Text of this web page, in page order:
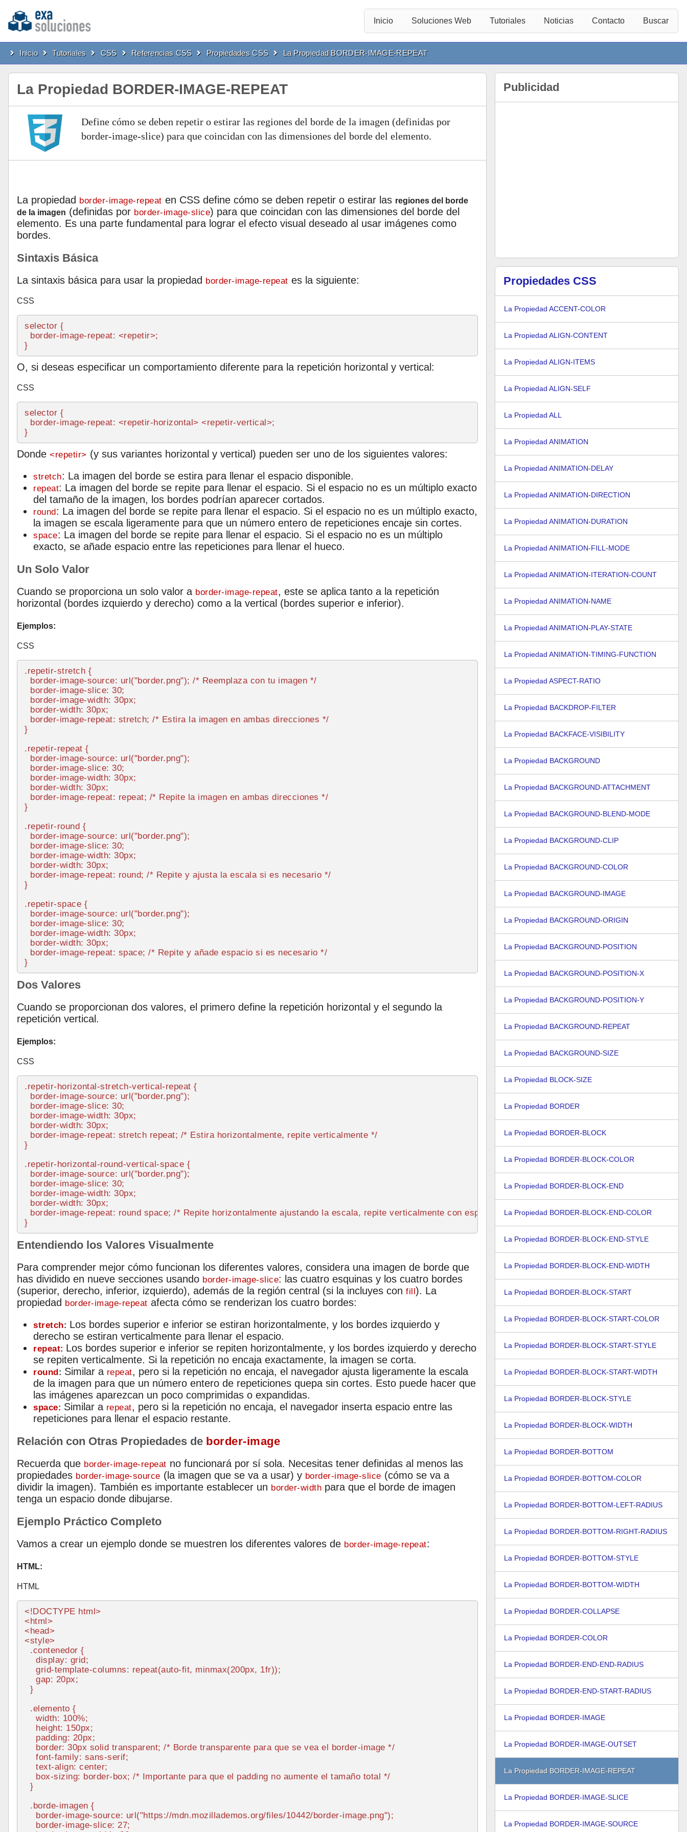
Inicio Soluciones Web Tutoriales Noticias Contacto Buscar
Inicio Tutoriales CSS Referencias CSS Propiedades CSS La Propiedad BORDER-IMAGE-REPEAT
La Propiedad BORDER-IMAGE-REPEAT
Define cómo se deben repetir o estirar las regiones del borde de la imagen (definidas por
border-image-slice) para que coincidan con las dimensiones del borde del elemento.
La propiedad border-image-repeat en CSS define cómo se deben repetir o estirar las regiones del borde
de la imagen (definidas por border-image-slice) para que coincidan con las dimensiones del borde del
elemento. Es una parte fundamental para lograr el efecto visual deseado al usar imágenes como
bordes.
Sintaxis Básica
La sintaxis básica para usar la propiedad border-image-repeat es la siguiente:
CSS
selector {
border-image-repeat: <repetir>;
O, si deseas especificar un comportamiento diferente para la repetición horizontal y vertical:
CSS
selector {
border-image-repeat: <repetir-horizontal> <repetir-vertical>;
Donde <repetir> (y sus variantes horizontal y vertical) pueden ser uno de los siguientes valores:
stretch: La imagen del borde se estira para llenar el espacio disponible.
repeat: La imagen del borde se repite para llenar el espacio. Si el espacio no es un múltiplo exacto
del tamaño de la imagen, los bordes podrían aparecer cortados.
round: La imagen del borde se repite para llenar el espacio. Si el espacio no es un múltiplo exacto,
la imagen se escala ligeramente para que un número entero de repeticiones encaje sin cortes.
space: La imagen del borde se repite para llenar el espacio. Si el espacio no es un múltiplo
exacto, se añade espacio entre las repeticiones para llenar el hueco.
Un Solo Valor
Cuando se proporciona un solo valor a border-image-repeat, este se aplica tanto a la repetición
horizontal (bordes izquierdo y derecho) como a la vertical (bordes superior e inferior).
Ejemplos:
CSS
.repetir-stretch {
border-image-source: url("border.png"); /* Reemplaza con tu imagen */
border-image-slice: 30;
border-image-width: 30px;
border-width: 30px;
border-image-repeat: stretch; /* Estira la imagen en ambas direcciones */
}
.repetir-repeat {
border-image-source: url("border.png");
border-image-slice: 30;
border-image-width: 30px;
border-width: 30px;
border-image-repeat: repeat; /* Repite la imagen en ambas direcciones */
}
.repetir-round {
border-image-source: url("border.png");
border-image-slice: 30;
border-image-width: 30px;
border-width: 30px;
border-image-repeat: round; /* Repite y ajusta la escala si es necesario */
}
.repetir-space {
border-image-source: url("border.png");
border-image-slice: 30;
border-image-width: 30px;
border-width: 30px;
border-image-repeat: space; /* Repite y añade espacio si es necesario */
Dos Valores
Cuando se proporcionan dos valores, el primero define la repetición horizontal y el segundo la
repetición vertical.
Ejemplos:
CSS
.repetir-horizontal-stretch-vertical-repeat {
border-image-source: url("border.png");
border-image-slice: 30;
border-image-width: 30px;
border-width: 30px;
border-image-repeat: stretch repeat; /* Estira horizontalmente, repite verticalmente */
}
.repetir-horizontal-round-vertical-space {
border-image-source: url("border.png");
border-image-slice: 30;
border-image-width: 30px;
border-width: 30px;
border-image-repeat: round space; /* Repite horizontalmente ajustando la escala, repite verticalmente con espacio */
Entendiendo los Valores Visualmente
Para comprender mejor cómo funcionan los diferentes valores, considera una imagen de borde que
has dividido en nueve secciones usando border-image-slice: las cuatro esquinas y los cuatro bordes
(superior, derecho, inferior, izquierdo), además de la región central (si la incluyes con fill). La
propiedad border-image-repeat afecta cómo se renderizan los cuatro bordes:
stretch: Los bordes superior e inferior se estiran horizontalmente, y los bordes izquierdo y
derecho se estiran verticalmente para llenar el espacio.
repeat: Los bordes superior e inferior se repiten horizontalmente, y los bordes izquierdo y derecho
se repiten verticalmente. Si la repetición no encaja exactamente, la imagen se corta.
round: Similar a repeat, pero si la repetición no encaja, el navegador ajusta ligeramente la escala
de la imagen para que un número entero de repeticiones quepa sin cortes. Esto puede hacer que
las imágenes aparezcan un poco comprimidas o expandidas.
space: Similar a repeat, pero si la repetición no encaja, el navegador inserta espacio entre las
repeticiones para llenar el espacio restante.
Relación con Otras Propiedades de border-image
Recuerda que border-image-repeat no funcionará por sí sola. Necesitas tener definidas al menos las
propiedades border-image-source (la imagen que se va a usar) y border-image-slice (cómo se va a
dividir la imagen). También es importante establecer un border-width para que el borde de imagen
tenga un espacio donde dibujarse.
Ejemplo Práctico Completo
Vamos a crear un ejemplo donde se muestren los diferentes valores de border-image-repeat:
HTML:
HTML
<!DOCTYPE html>
<html>
<head>
<style>
.contenedor {
display: grid;
    grid-template-
columns: repeat(auto-fit, minmax(200px, 1fr));
    gap:
20px;
  }
.elemento {
width: 100%;
height: 150px;
padding: 20px;
border: 30px solid transparent; /* Borde transparente para que se vea el border-image */
font-family: sans-serif;
text-align: center;
box-sizing: border-box; /* Importante para que el padding no aumente el tamaño total */
  }
.borde-imagen {
border-image-source: url("https://mdn.mozillademos.org/files/10442/border-image.png");
border-image-slice: 27;
Publicidad
Propiedades CSS
La Propiedad ACCENT-COLOR
La Propiedad ALIGN-CONTENT
La Propiedad ALIGN-ITEMS
La Propiedad ALIGN-SELF
La Propiedad ALL
La Propiedad ANIMATION
La Propiedad ANIMATION-DELAY
La Propiedad ANIMATION-DIRECTION
La Propiedad ANIMATION-DURATION
La Propiedad ANIMATION-FILL-MODE
La Propiedad ANIMATION-ITERATION-COUNT
La Propiedad ANIMATION-NAME
La Propiedad ANIMATION-PLAY-STATE
La Propiedad ANIMATION-TIMING-FUNCTION
La Propiedad ASPECT-RATIO
La Propiedad BACKDROP-FILTER
La Propiedad BACKFACE-VISIBILITY
La Propiedad BACKGROUND
La Propiedad BACKGROUND-ATTACHMENT
La Propiedad BACKGROUND-BLEND-MODE
La Propiedad BACKGROUND-CLIP
La Propiedad BACKGROUND-COLOR
La Propiedad BACKGROUND-IMAGE
La Propiedad BACKGROUND-ORIGIN
La Propiedad BACKGROUND-POSITION
La Propiedad BACKGROUND-POSITION-X
La Propiedad BACKGROUND-POSITION-Y
La Propiedad BACKGROUND-REPEAT
La Propiedad BACKGROUND-SIZE
La Propiedad BLOCK-SIZE
La Propiedad BORDER
La Propiedad BORDER-BLOCK
La Propiedad BORDER-BLOCK-COLOR
La Propiedad BORDER-BLOCK-END
La Propiedad BORDER-BLOCK-END-COLOR
La Propiedad BORDER-BLOCK-END-STYLE
La Propiedad BORDER-BLOCK-END-WIDTH
La Propiedad BORDER-BLOCK-START
La Propiedad BORDER-BLOCK-START-COLOR
La Propiedad BORDER-BLOCK-START-STYLE
La Propiedad BORDER-BLOCK-START-WIDTH
La Propiedad BORDER-BLOCK-STYLE
La Propiedad BORDER-BLOCK-WIDTH
La Propiedad BORDER-BOTTOM
La Propiedad BORDER-BOTTOM-COLOR
La Propiedad BORDER-BOTTOM-LEFT-RADIUS
La Propiedad BORDER-BOTTOM-RIGHT-RADIUS
La Propiedad BORDER-BOTTOM-STYLE
La Propiedad BORDER-BOTTOM-WIDTH
La Propiedad BORDER-COLLAPSE
La Propiedad BORDER-COLOR
La Propiedad BORDER-END-END-RADIUS
La Propiedad BORDER-END-START-RADIUS
La Propiedad BORDER-IMAGE
La Propiedad BORDER-IMAGE-OUTSET
La Propiedad BORDER-IMAGE-REPEAT
La Propiedad BORDER-IMAGE-SLICE
La Propiedad BORDER-IMAGE-SOURCE